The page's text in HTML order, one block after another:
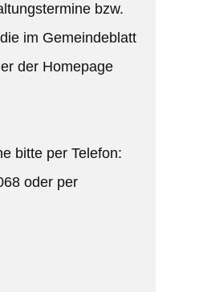
bzw.
im Gemeindeblatt
der Homepage
bitte per Telefon:
oder per